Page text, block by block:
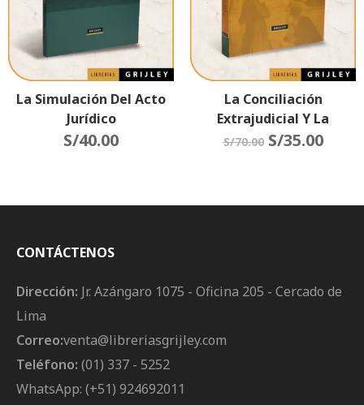
La Simulación Del Acto
Jurídico
S/40.00
La Conciliación
Extrajudicial Y La
Conciliación Judicial
S/70.00 S/35.00
CONTÁCTENOS
Dirección: Jr. Azángaro 1075 - Oficina 205 - Cercado de
Lima
Correo:venta@libreriasgrijley.com
Teléfono: (01) 337 - 5252
WhatsApp: (+51) 924692011